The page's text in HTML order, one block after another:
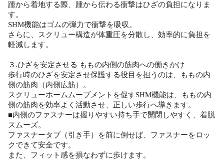
踵から着地する際、踵から伝わる衝撃はひざの負担になりま
す。
SHM機能はゴムの弾力で衝撃を吸収。
さらに、スクリュー構造が体重圧を分散し、効率的に負担を
軽減します。
３.ひざを安定させる ももの内側の筋肉への働きかけ
歩行時のひざを安定させ保護する役目を担うのは、ももの内
側の筋肉（内側広筋）。
スクリューホームムーブメントを促すSHM機能は、ももの内
側の筋肉を効率よく活動させ、正しい歩行へ導きます。
■内側のファスナーは握りやすい持ち手で開閉しやすく、着脱
スムーズ。
ファスナータブ（引き手）を前に倒せば、ファスナーをロッ
クできて安全です。
また、フィット感を損なわずに歩けます。